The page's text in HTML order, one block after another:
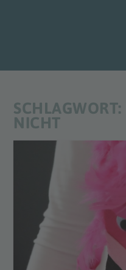
SCHLAGWORT:
NICHT